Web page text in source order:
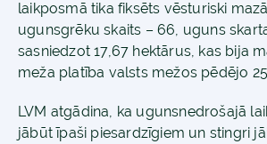
laikposmā tika fiksēts vēsturiski
ugunsgrēku skaits – 66, uguns
sasniedzot 17,67 hektārus, kas bija
meža platība valsts mežos pēdējo 25
LVM atgādina, ka ugunsnedrošajā
jābūt īpaši piesardzīgiem un stingri